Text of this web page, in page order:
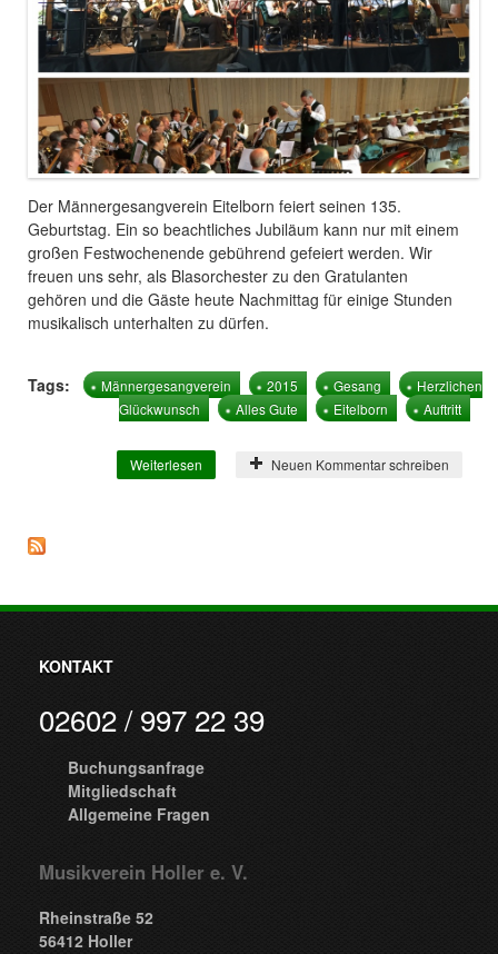
Der Männergesangverein Eitelborn feiert seinen 135.
Geburtstag. Ein so beachtliches Jubiläum kann nur mit einem
großen Festwochenende gebührend gefeiert werden. Wir
freuen uns sehr, als Blasorchester zu den Gratulanten
gehören und die Gäste heute Nachmittag für einige Stunden
musikalisch unterhalten zu dürfen.
Tags: Männergesangverein 2015 Gesang
Herzlichen
Glückwunsch
Alles Gute Eitelborn Auftritt
Weiterlesen
über 135 Jahre Männergesangverein
Neuen Kommentar schreiben
KONTAKT
02602 / 997 22 39
Buchungsanfrage
Mitgliedschaft
Allgemeine Fragen
Musikverein Holler e. V.
Rheinstraße 52
56412 Holler